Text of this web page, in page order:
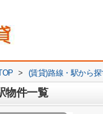
> (賃貸)路線・駅から探
物件一覧